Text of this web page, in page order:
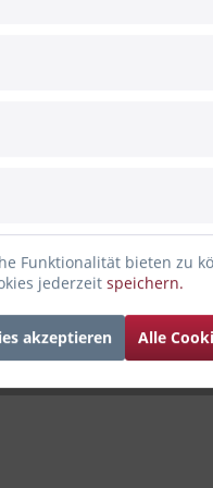
all of you" Schriftzug.
Es ist kein
Acryl extra aufgebracht,
Funktionalität bieten zu
jederzeit speichern.
akzeptieren Alle